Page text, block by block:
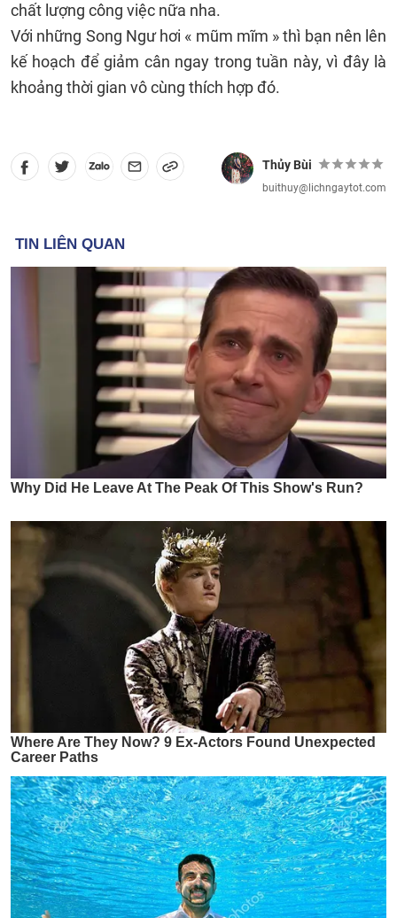
chất lượng công việc nữa nha.
Với những Song Ngư hơi « mũm mĩm » thì bạn nên lên
kế hoạch để giảm cân ngay trong tuần này, vì đây là
khoảng thời gian vô cùng thích hợp đó.
Thủy Bùi
buithuy@lichngaytot.com